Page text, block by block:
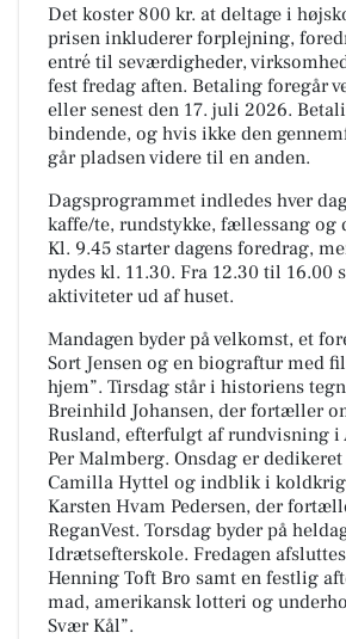
Det koster 800 kr. at deltage i
prisen inkluderer forplejning,
entré til seværdigheder,
fest fredag aften. Betaling foregår
eller senest den 17. juli 2026.
bindende, og hvis ikke den
går pladsen videre til en anden.
Dagsprogrammet indledes hver
kaffe/te, rundstykke, fællessang og
Kl. 9.45 starter dagens foredrag,
nydes kl. 11.30. Fra 12.30 til 16.00
aktiviteter ud af huset.
Mandagen byder på velkomst, et
Sort Jensen og en biograftur med
hjem”. Tirsdag står i historiens
Breinhild Johansen, der fortæller
Rusland, efterfulgt af rundvisning i
Per Malmberg. Onsdag er
Camilla Hyttel og indblik i
Karsten Hvam Pedersen, der
ReganVest. Torsdag byder på
Idrætsefterskole. Fredagen
Henning Toft Bro samt en festlig
mad, amerikansk lotteri og
Svær Kål”.